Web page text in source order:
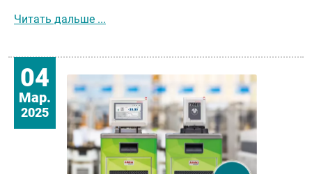
Читать дальше ...
04
Мар.
2025